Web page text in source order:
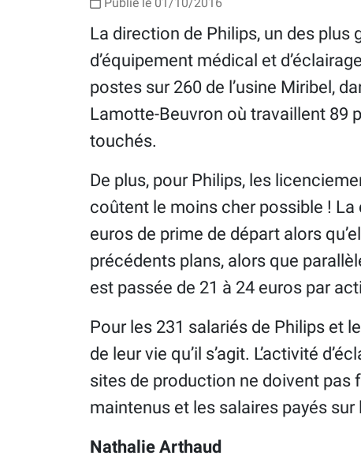
La direction de Philips, un des
d’équipement médical et
postes sur 260 de l’usine Miribel,
Lamotte-Beuvron où travaillent 89
touchés.
De plus, pour Philips, les
coûtent le moins cher possible ! La
euros de prime de départ alors
précédents plans, alors que
est passée de 21 à 24 euros par
Pour les 231 salariés de Philips et
de leur vie qu’il s’agit. L’activité
sites de production ne doivent pas
maintenus et les salaires payés
Nathalie Arthaud